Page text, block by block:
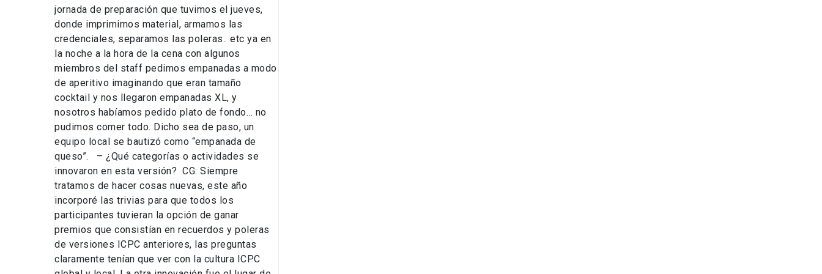
jornada de preparación que tuvimos el jueves,
donde imprimimos material, armamos las
credenciales, separamos las poleras.. etc ya en
la noche a la hora de la cena con algunos
miembros del staff pedimos empanadas a modo
de aperitivo imaginando que eran tamaño
cocktail y nos llegaron empanadas XL, y
nosotros habíamos pedido plato de fondo… no
pudimos comer todo. Dicho sea de paso, un
equipo local se bautizó como “empanada de
queso”. – ¿Qué categorías o actividades se
innovaron en esta versión? CG: Siempre
tratamos de hacer cosas nuevas, este año
incorporé las trivias para que todos los
participantes tuvieran la opción de ganar
premios que consistían en recuerdos y poleras
de versiones ICPC anteriores, las preguntas
claramente tenían que ver con la cultura ICPC